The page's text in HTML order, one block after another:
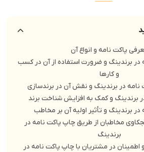
پاکت نامه و انواع آن
برندینگ و ضرورت استفاده از آن در کسب
و کارها
در برندینگ و نقش آن در برندسازی
برندینگ و کمک به افزایش شناخت برند
برندینگ و تأثیر اولیه آن بر مخاطب
مخاطبان از طریق چاپ پاکت نامه در
برندینگ
اطمینان در مشتریان با چاپ پاکت نامه در